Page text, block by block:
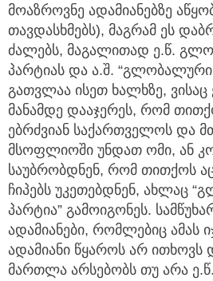
მოაზროვნე ადამიანებზე
თავდასხმებს), მაგრამ ეს
ძალებს, მაგალითად ე.წ.
პარტიას და ა.შ. “გლობალური
გათვლაა ისეთ ხალხზე,
მანამდე დააჯერეს, რომ
ებრძვიან საქართველოს და
მსოფლიოში უნდათ ომი, ან
საუბრობდნენ, რომ თითქოს
ჩიპებს უკეთებდნენ, ახლაც
პარტია” გამოიგონეს.
ადამიანები, რომლებიც ამას
ადამიანი წყაროს არ
მართლა არსებობს თუ არა